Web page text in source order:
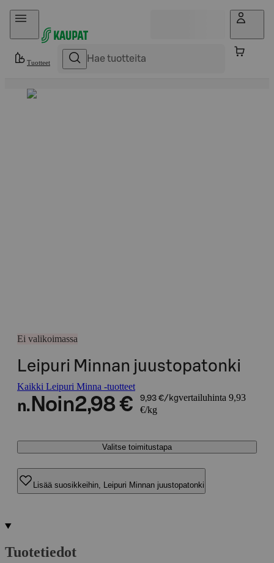
Hyppää sisältöön
Tuotteet
Ei valikoimassa
Leipuri Minnan juustopatonki
Kaikki Leipuri Minna -tuotteet
n. Noin2,98 € 9,93 €/kgvertailuhinta 9,93
€/kg
Valitse toimitustapa
Lisää suosikkeihin, Leipuri Minnan juustopatonki
Tuotetiedot